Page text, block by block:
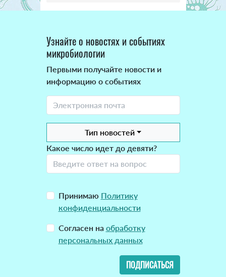
Узнайте о новостях и событиях
микробиологии
Первыми получайте новости и
информацию о событиях
Тип новостей
Какое число идет до девяти?
Принимаю Политику
конфиденциальности
Согласен на обработку
персональных данных
ПОДПИСАТЬСЯ